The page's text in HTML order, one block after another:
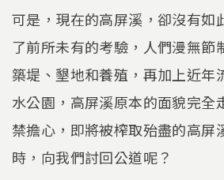
可是，現在的高屏溪，卻沒有如
了前所未有的考驗，人們漫無節
築堤、墾地和養殖，再加上近年
水公園，高屏溪原本的面貌完全
禁擔心，即將被榨取殆盡的高屏
時，向我們討回公道呢？